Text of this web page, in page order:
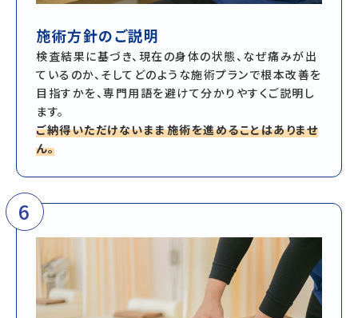
施術方針のご説明
検査結果に基づき、現在の身体の状態、なぜ痛みが出
ているのか、そしてどのような施術プランで根本改善を
目指すかを、専門用語を避けて分かりやすくご説明し
ます。
ご納得いただけないまま施術を進めることはありませ
ん。
6